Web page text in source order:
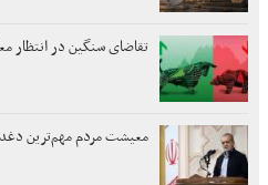
تقاضای سنگین در انتظار
معیشت مردم مهم‌ترین